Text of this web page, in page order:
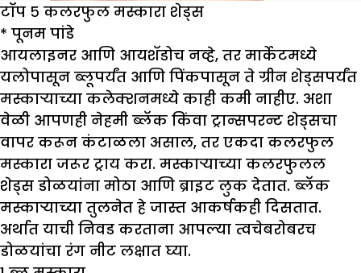
टॉप ५ कलरफुल मस्कारा शेड्स
* पूनम पांडे
आयलाइनर आणि आयशॅडोच नव्हे, तर मार्केटमध्ये
यलोपासून ब्लूपर्यंत आणि पिंकपासून ते ग्रीन शेड्सपर्यंत
मस्काऱ्याच्या कलेक्शनमध्ये काही कमी नाहीए. अशा
वेळी आपणही नेहमी ब्लॅक किंवा ट्रान्सपरन्ट शेड्सचा
वापर करून कंटाळला असाल, तर एकदा कलरफुल
मस्कारा जरूर ट्राय करा. मस्काऱ्याच्या कलरफुलल
शेड्स डोळयांना मोठा आणि ब्राइट लुक देतात. ब्लॅक
मस्काऱ्याच्या तुलनेत हे जास्त आकर्षकही दिसतात.
अर्थात याची निवड करताना आपल्या त्वचेबरोबरच
डोळयांचा रंग नीट लक्षात घ्या.